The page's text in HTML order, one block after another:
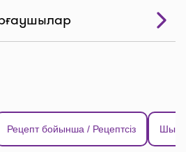
Рецепт бойынша / Рецептсіз